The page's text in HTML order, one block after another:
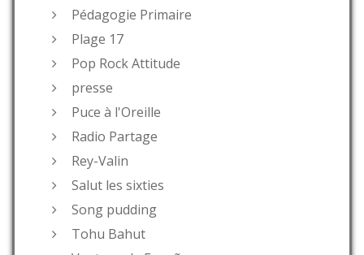
Pédagogie Primaire
Plage 17
Pop Rock Attitude
presse
Puce à l'Oreille
Radio Partage
Rey-Valin
Salut les sixties
Song pudding
Tohu Bahut